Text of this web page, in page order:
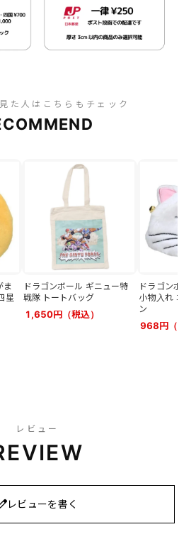
た人はこちらもチェック
ま
星
ドラゴンボール ギニュー特
戦隊 トートバッグ
1,650円（税込）
ドラゴンボー
小物入れ コイ
ン
968円（税
レビュー
レビューを書く